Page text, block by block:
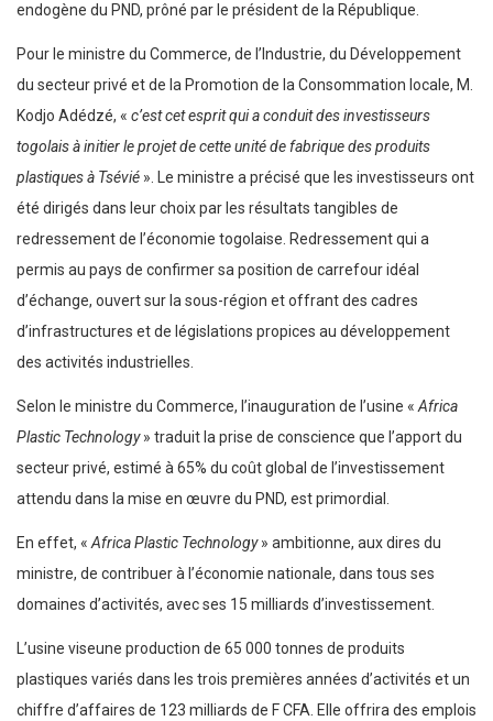
endogène du PND, prôné par le président de la République.
Pour le ministre du Commerce, de l’Industrie, du Développement
du secteur privé et de la Promotion de la Consommation locale, M.
Kodjo Adédzé, « c’est cet esprit qui a conduit des investisseurs
togolais à initier le projet de cette unité de fabrique des produits
plastiques à Tsévié ». Le ministre a précisé que les investisseurs ont
été dirigés dans leur choix par les résultats tangibles de
redressement de l’économie togolaise. Redressement qui a
permis au pays de confirmer sa position de carrefour idéal
d’échange, ouvert sur la sous-région et offrant des cadres
d’infrastructures et de législations propices au développement
des activités industrielles.
Selon le ministre du Commerce, l’inauguration de l’usine «Africa
Plastic Technology» traduit la prise de conscience que l’apport du
secteur privé, estimé à 65% du coût global de l’investissement
attendu dans la mise en œuvre du PND, est primordial.
En effet, «Africa Plastic Technology» ambitionne, aux dires du
ministre, de contribuer à l’économie nationale, dans tous ses
domaines d’activités, avec ses 15 milliards d’investissement.
L’usine viseune production de 65 000 tonnes de produits
plastiques variés dans les trois premières années d’activités et un
chiffre d’affaires de 123 milliards de F CFA. Elle offrira des emplois